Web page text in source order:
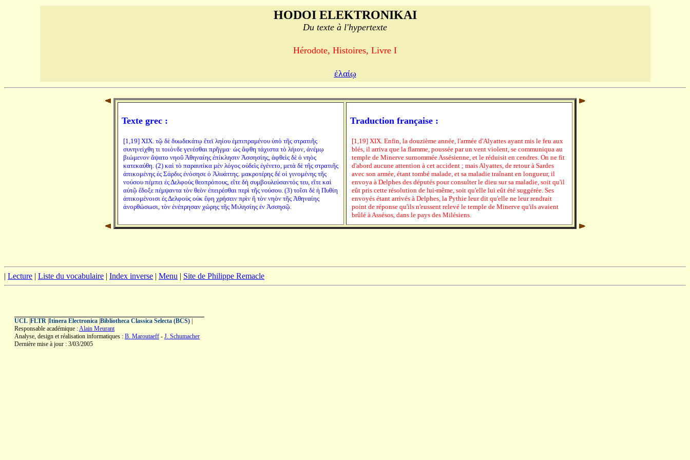
HODOI ELEKTRONIKAI
Du texte à l'hypertexte
Hérodote, Histoires, Livre I
ἐλαίῳ
Texte grec :
[1,19] XIX. τῷ δὲ δυωδεκάτῳ ἔτεϊ ληίου ἐμπιπραμένου ὑπὸ τῆς στρατιῆς
συνηνείχθη τι τοιόνδε γενέσθαι πρῆγμα· ὡς ἅφθη τάχιστα τὸ λήιον, ἀνέμῳ
βιώμενον ἅψατο νηοῦ Ἀθηναίης ἐπίκλησιν Ἀσσησίης, ἁφθεὶς δὲ ὁ νηὸς
κατεκαύθη. (2) καὶ τὸ παραυτίκα μὲν λόγος οὐδεὶς ἐγένετο, μετὰ δὲ τῆς στρατιῆς
ἀπικομένης ἐς Σάρδις ἐνόσησε ὁ Ἀλυάττης. μακροτέρης δέ οἱ γινομένης τῆς
νούσου πέμπει ἐς Δελφοὺς θεοπρόπους, εἴτε δὴ συμβουλεύσαντός τευ, εἴτε καὶ
αὐτῷ ἔδοξε πέμψαντα τὸν θεὸν ἐπειρέσθαι περὶ τῆς νούσου. (3) τοῖσι δὲ ἡ Πυθίη
ἀπικομένοισι ἐς Δελφοὺς οὐκ ἔφη χρήσειν πρὶν ἢ τὸν νηὸν τῆς Ἀθηναίης
ἀνορθώσωσι, τὸν ἐνέπρησαν χώρης τῆς Μιλησίης ἐν Ἀσσησῷ.
Traduction française :
[1,19] XIX. Enfin, la douzième année, l'armée d'Alyattes ayant mis le feu aux
blés, il arriva que la flamme, poussée par un vent violent, se communiqua au
temple de Minerve surnommée Assésienne, et le réduisit en cendres. On ne fit
d'abord aucune attention à cet accident ; mais Alyattes, de retour à Sardes
avec son armée, étant tombé malade, et sa maladie traînant en longueur, il
envoya à Delphes des députés pour consulter le dieu sur sa maladie, soit qu'il
eût pris cette résolution de lui-même, soit qu'elle lui eût été suggérée. Ses
envoyés étant arrivés à Delphes, la Pythie leur dit qu'elle ne leur rendrait
point de réponse qu'ils n'eussent relevé le temple de Minerve qu'ils avaient
brûlé à Assésos, dans le pays des Milésiens.
| Lecture | Liste du vocabulaire | Index inverse | Menu | Site de Philippe Remacle
UCL FLTR Itinera Electronica Bibliotheca Classica Selecta (BCS)
Responsable académique :Alain Meurant
Analyse, design et réalisation informatiques : B. Maroutaeff - J. Schumacher
Dernière mise à jour : 3/03/2005